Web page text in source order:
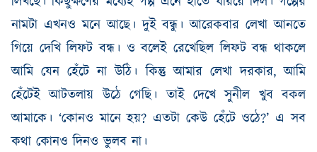
নামটা এখনওমনে আছে। দুই বন্ধু। আরেকবার লেখা আনতে
গিয়ে দেখি লিফট বন্ধ। ও বলেই রেখেছিল লিফট বন্ধ থাকলে
আমি যেন হেঁটে না উঠি। কিন্তু আমার লেখা দরকার,আমি
হেঁটেই আটতলায় উঠে গেছি। তাই দেখে সুনীল খুব বকল
আমাকে। ‘কোনও মানে হয়? এতটা কেউ হেঁটে ওঠে?’ এ সব
কথা কোনও দিনও ভুলব না।